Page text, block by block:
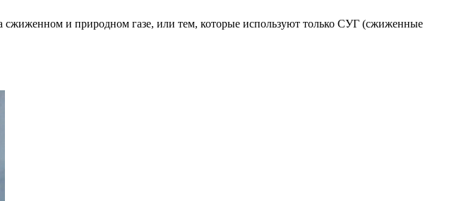
сжиженном и природном газе, или тем, которые используют только СУГ (сжиженные